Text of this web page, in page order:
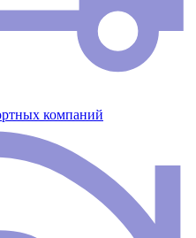
компаний